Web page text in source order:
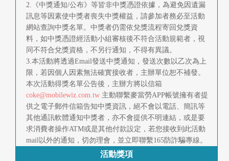
2.《中獎通知/公布》等皆非中獎憑證依據，為避免因遺漏
訊息等因素使中獎者喪失中獎權益，請參加者務必至活動
網站查詢中獎名單。中獎者仍需依兌獎流程寄回兌獎資
料，如中獎憑證經活動小組審核後不符合活動規範者，視
同不符合兌獎資格，不另行通知，不得有異議。
3.本活動將透過Email發送中獎通知，發送次數以乙次為上
限，若因個人因素無法確實接收者，主辦單位恕不補發。
本次活動得獎名單公告後，主辦方將以信箱
coke@mobilewiz.com.tw 主動聯繫麥當勞APP帳號擁有者提
供之電子郵件信箱告知中獎資訊，絕不會以電話、簡訊等
其他通訊軟體通知中獎者，亦不會提供不明連結，或是要
求消費者操作ATM或是其他付款設定，若您接收到此活動
mail以外的通知，切勿理會，並立即聯繫165防詐騙專線。
活動獎項